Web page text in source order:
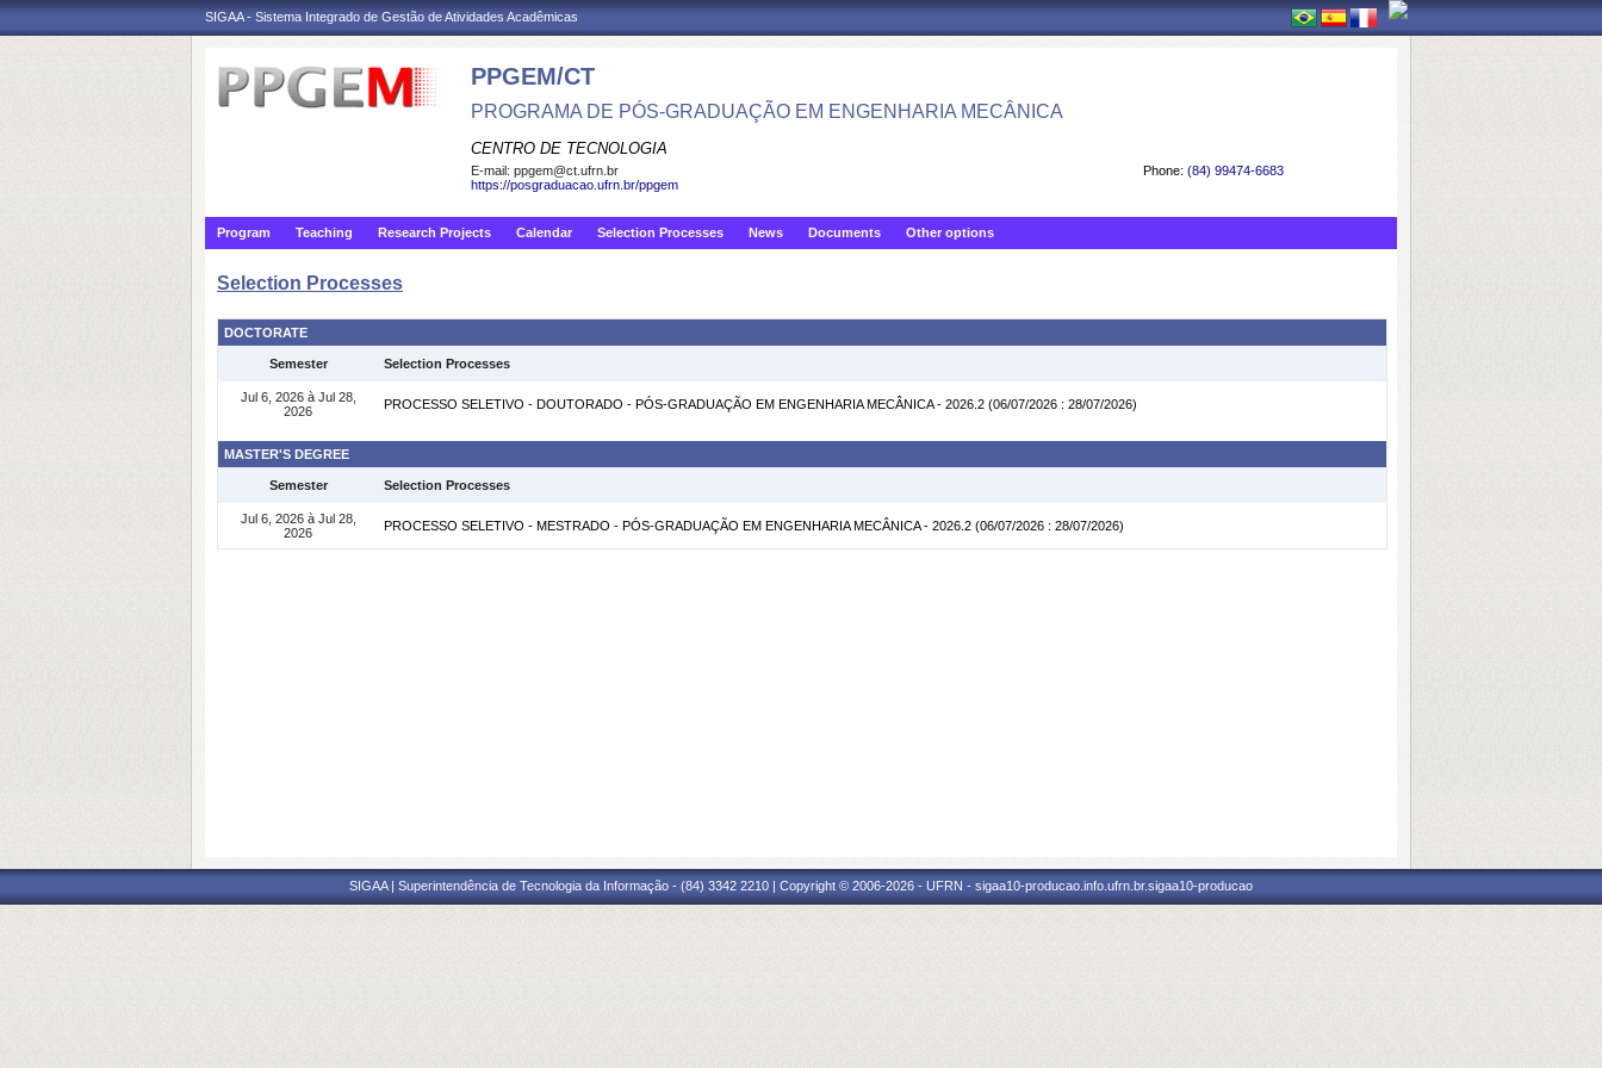
SIGAA - Sistema Integrado de Gestão de Atividades Acadêmicas
PPGEM/CT
PROGRAMA DE PÓS-GRADUAÇÃO EM ENGENHARIA MECÂNICA
CENTRO DE TECNOLOGIA
Phone: (84) 99474-6683
E-mail: ppgem@ct.ufrn.br
https://posgraduacao.ufrn.br/ppgem
Program Teaching Research Projects Calendar Selection Processes News Documents Other options
Selection Processes
DOCTORATE
Semester Selection Processes
Jul 6, 2026 à Jul 28,
2026
PROCESSO SELETIVO - DOUTORADO - PÓS-GRADUAÇÃO EM ENGENHARIA MECÂNICA - 2026.2 (06/07/2026 : 28/07/2026)
MASTER'S DEGREE
Semester Selection Processes
Jul 6, 2026 à Jul 28,
2026
PROCESSO SELETIVO - MESTRADO - PÓS-GRADUAÇÃO EM ENGENHARIA MECÂNICA - 2026.2 (06/07/2026 : 28/07/2026)
SIGAA | Superintendência de Tecnologia da Informação - (84) 3342 2210 | Copyright © 2006-2026 - UFRN - sigaa10-producao.info.ufrn.br.sigaa10-producao